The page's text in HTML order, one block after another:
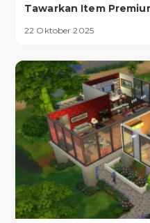
Tawarkan Item
22 Oktober 2025